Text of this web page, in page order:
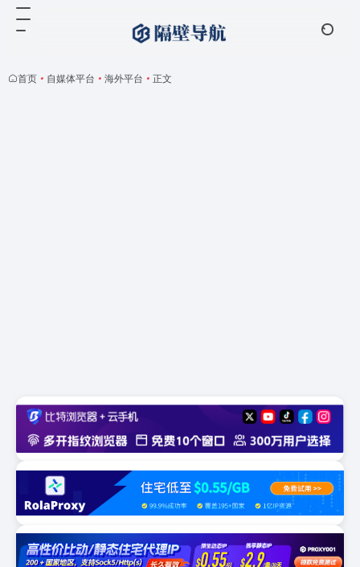
首页 • 自媒体平台 • 海外平台 • 正文